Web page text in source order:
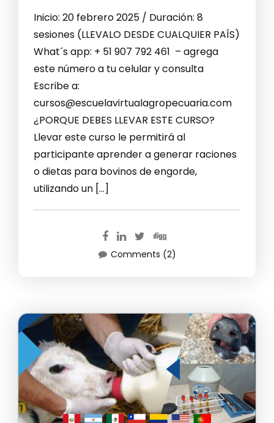
Inicio: 20 febrero 2025 / Duración: 8
sesiones (LLEVALO DESDE CUALQUIER PAÍS)
What´s app: + 51 907 792 461 – agrega
este número a tu celular y consulta
Escribe a:
cursos@escuelavirtualagropecuaria.com
¿PORQUE DEBES LLEVAR ESTE CURSO?
Llevar este curso le permitirá al
participante aprender a generar raciones
o dietas para bovinos de engorde,
utilizando un […]
Comments (2)